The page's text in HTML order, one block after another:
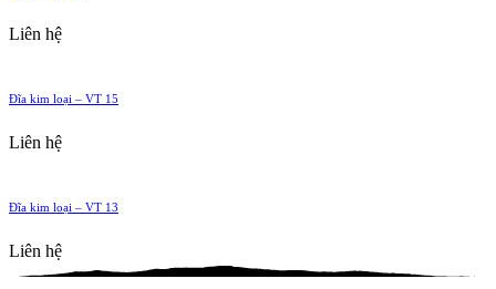
Liên hệ
Đĩa kim loại – VT 15
Liên hệ
Đĩa kim loại – VT 13
Liên hệ